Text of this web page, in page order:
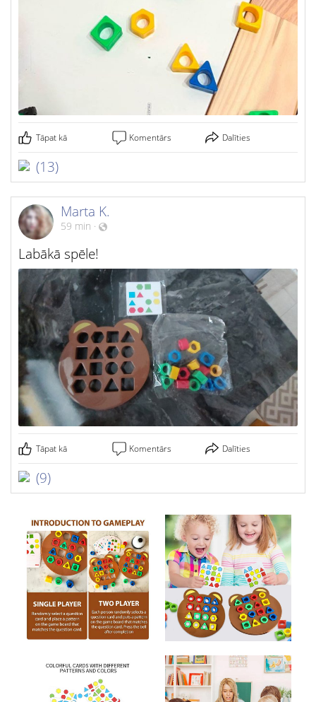
Tāpat kā Komentārs Dalīties
(13)
Marta K.
59 min ·
Labākā spēle!
Tāpat kā Komentārs Dalīties
(9)